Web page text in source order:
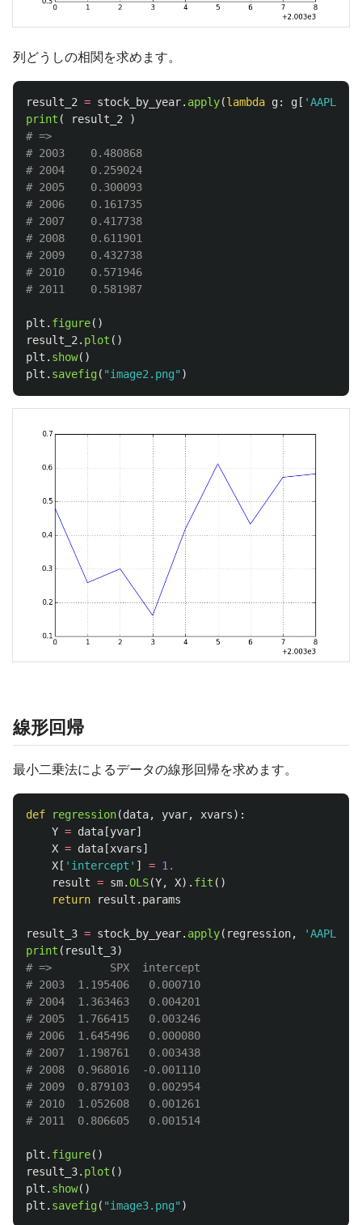
列どうしの相関を求めます。
result_2 = stock_by_year. apply(lambda g: g [ 'AAPL
print ( result_2
)
# =>
# 2003    0.480868
# 2004    0.259024
# 2005    0.300093
# 2006    0.161735
# 2007    0.417738
# 2008    0.611901
# 2009    0.432738
# 2010    0.571946
plt . figure()
result_2 . plot ()
plt . show()
plt . savefig( "image2.png" )
線形回帰
最小二乗法によるデータの線形回帰を求めます。
def regression(data, yvar, xvars):
Y = data [yvar]
X = data [xvars]
X [ ' intercept ' ] = 1.
result = sm.OLS(Y, X). fit ()
return
result . params
result_3 = stock_by_year. apply( regression, 'AAPL
print ( result_3)
# =>         SPX  intercept
# 2003  1.195406   0.000710
# 2004  1.363463   0.004201
# 2005  1.766415   0.003246
# 2006  1.645496   0.000080
# 2007  1.198761   0.003438
# 2008  0.968016  -0.001110
# 2009  0.879103   0.002954
# 2010  1.052608   0.001261
plt . figure()
result_3. plot ()
plt . show()
plt . savefig( "image3.png" )